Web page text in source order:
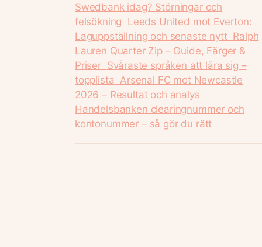
Swedbank idag? Störningar och
felsökning Leeds United mot Everton:
Laguppställning och senaste nytt Ralph
Lauren Quarter Zip – Guide, Färger &
Priser Svåraste språken att lära sig –
topplista Arsenal FC mot Newcastle
2026 – Resultat och analys
Handelsbanken clearingnummer och
kontonummer – så gör du rätt